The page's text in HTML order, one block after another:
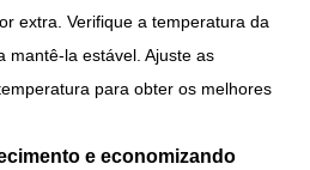
extra. Verifique a temperatura da
mantê-la estável. Ajuste as
para obter os melhores
e economizando